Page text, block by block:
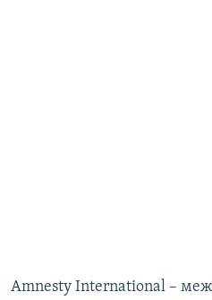
Amnesty International –